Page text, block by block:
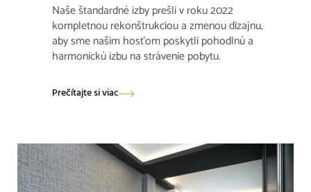
Naše štandardné izby prešli v roku 2022
kompletnou rekonštrukciou a zmenou dizajnu,
aby sme našim hosťom poskytli pohodlnú a
harmonickú izbu na strávenie pobytu.
Prečítajte si viac